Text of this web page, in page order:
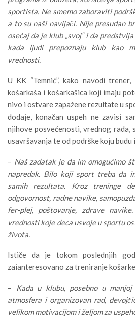
sportista. Ne smemo zaboraviti
a to su naši navijači. Nije presudan
osećaj da je klub „svoj“ i da
kada ljudi prepoznaju klub kao
vrednosti.
U KK “Temnić”, kako navodi
košarkaša i košarkašica koji imaju
nivo i ostvare zapažene rezultate u
dodaje, konačan uspeh ne zavisi
njihove posvećenosti, vrednog
usavršavanja te od podrške koju budu
– Naš zadatak je da im omogućimo
napredak. Bilo koji sport treba da
samih rezultata. Kroz treninge
odgovornost, radne navike,
fer-plej, poštovanje, zdrave
vrednosti koje deca usvoje u sportu
života.
Ističe da je tokom poslednjih
zaianteresovano za treniranje
– Kada u klubu, posebno u
atmosfera i organizovan rad,
velikom motivacijom i željom za